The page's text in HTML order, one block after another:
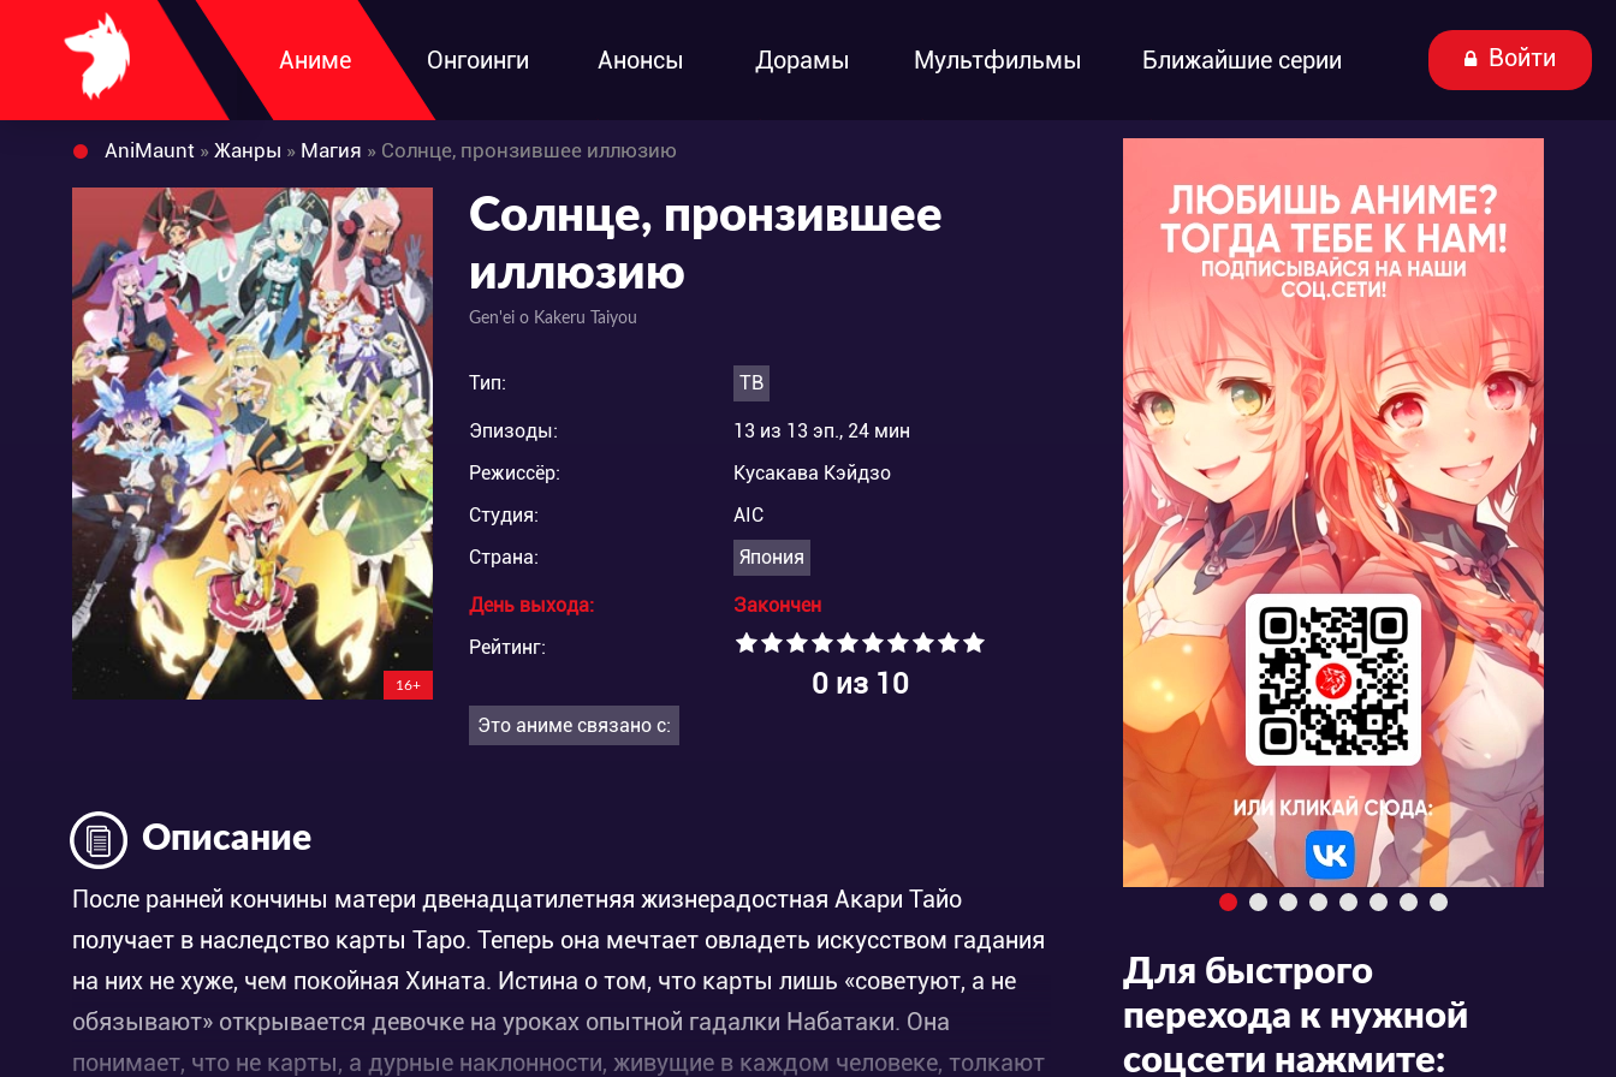
Аниме Онгоинги Анонсы Дорамы Мультфильмы Ближайшие серии Войти
AniMaunt » Жанры » Магия » Солнце, пронзившее иллюзию
16+
Солнце, пронзившее
иллюзию
Gen'ei o Kakeru Taiyou
Тип: ТВ
Эпизоды:
13 из 13 эп., 24 мин
Режиссёр:
Кусакава Кэйдзо
Студия:
AIC
Страна:
Япония
День выхода:
Закончен
Рейтинг:
0из 10
Это аниме связано с:
Описание
После ранней кончины матери двенадцатилетняя жизнерадостная Акари Тайо
получает в наследство карты Таро. Теперь она мечтает овладеть искусством гадания
на них не хуже, чем покойная Хината. Истина о том, что карты лишь «советуют, а не
обязывают» открывается девочке на уроках опытной гадалки Набатаки. Она
понимает, что не карты, а дурные наклонности, живущие в каждом человеке, толкают
Для быстрого
перехода к нужной
соцсети нажмите: